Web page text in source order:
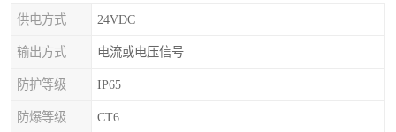
供电方式 24VDC
输出方式 电流或电压信号
防护等级 IP65
防爆等级 CT6